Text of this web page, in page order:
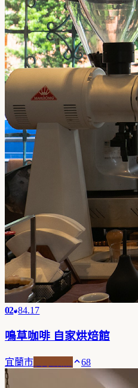
02 84.17
鳴草咖啡 自家烘焙館
宜蘭市 68